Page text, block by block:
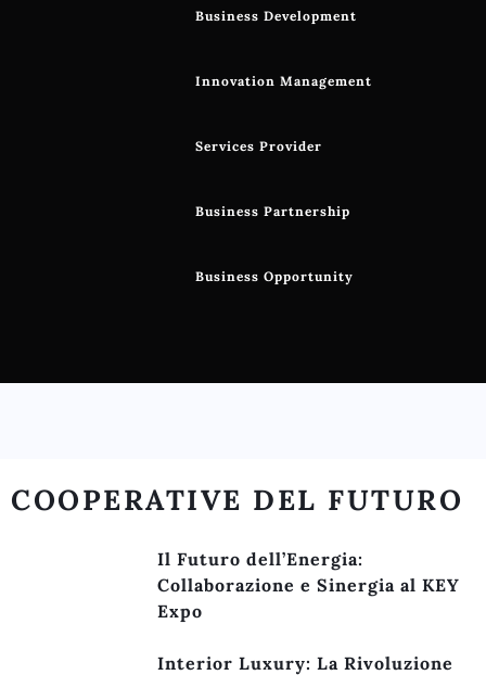
Business Development
Innovation Management
Services Provider
Business Partnership
Business Opportunity
COOPERATIVE DEL FUTURO
Il Futuro dell’Energia:
Collaborazione e Sinergia al KEY
Expo
Interior Luxury: La Rivoluzione